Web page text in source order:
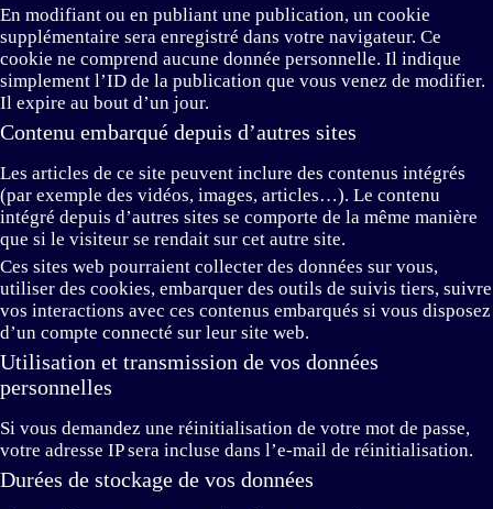
En modifiant ou en publiant une publication, un cookie
supplémentaire sera enregistré dans votre navigateur. Ce
cookie ne comprend aucune donnée personnelle. Il indique
simplement l’ID de la publication que vous venez de modifier.
Il expire au bout d’un jour.
Contenu embarqué depuis d’autres sites
Les articles de ce site peuvent inclure des contenus intégrés
(par exemple des vidéos, images, articles…). Le contenu
intégré depuis d’autres sites se comporte de la même manière
que si le visiteur se rendait sur cet autre site.
Ces sites web pourraient collecter des données sur vous,
utiliser des cookies, embarquer des outils de suivis tiers, suivre
vos interactions avec ces contenus embarqués si vous disposez
d’un compte connecté sur leur site web.
Utilisation et transmission de vos données
personnelles
Si vous demandez une réinitialisation de votre mot de passe,
votre adresse IP sera incluse dans l’e-mail de réinitialisation.
Durées de stockage de vos données